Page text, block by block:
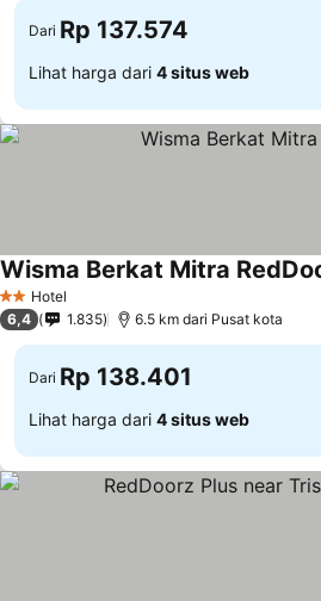
Dari Rp 137.574
Lihat harga dari 4 situs web
2 Bintang
Hotel
Wisma Berkat Mitra
6,4 1.835 6.5 km dari Pusat kota
Dari Rp 138.401
Lihat harga dari 4 situs web